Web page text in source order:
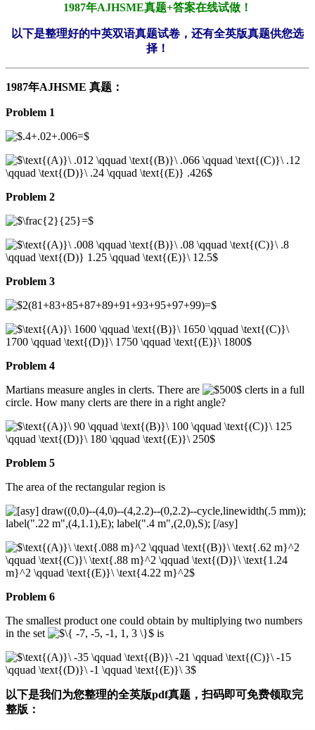
1987年AJHSME真题+答案在线试做！
以下是整理好的中英双语真题试卷，还有全英版真题供您选
择！
1987年AJHSME 真题：
Problem 1
Problem 2
Problem 3
Problem 4
Martians measure angles in clerts. There are
clerts in a full
circle. How many clerts are there in a right angle?
Problem 5
The area of the rectangular region is
Problem 6
The smallest product one could obtain by multiplying two numbers
in the set
is
以下是我们为您整理的全英版pdf真题，扫码即可免费领取完
整版：